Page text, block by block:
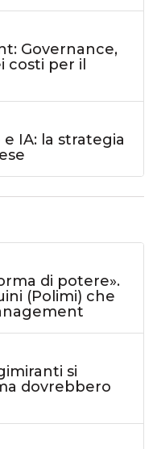
Governance,
costi per il
IA: la strategia
di potere».
(Polimi) che
si
dovrebbero